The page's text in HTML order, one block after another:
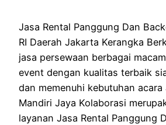
Jasa Rental Panggung Dan
RI Daerah Jakarta Kerangka
jasa persewaan berbagai
event dengan kualitas terbaik
dan memenuhi kebutuhan acara
Mandiri Jaya Kolaborasi
layanan Jasa Rental Panggung